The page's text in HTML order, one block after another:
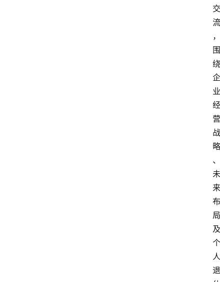
交
流
，
围
绕
企
业
经
营
战
略
、
未
来
布
局
及
个
人
退